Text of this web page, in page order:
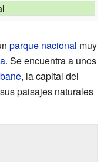
parque nacional muy
. Se encuentra a unos
, la capital del
paisajes naturales